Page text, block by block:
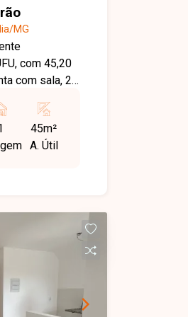
MG
com 45,20
com sala, 2
Ideal
e fácil
comércios da
45m²
A. Útil